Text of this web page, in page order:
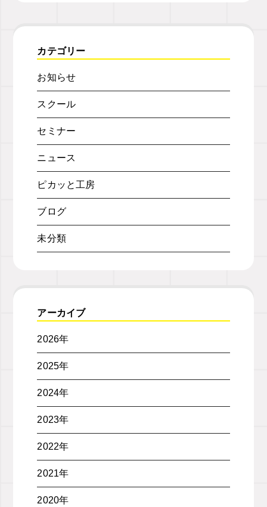
カテゴリー
お知らせ
スクール
セミナー
ニュース
ピカッと工房
ブログ
未分類
アーカイブ
2026年
2025年
2024年
2023年
2022年
2021年
2020年